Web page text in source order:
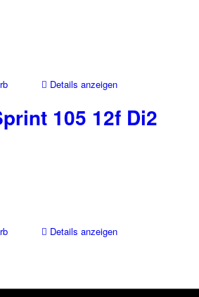
Details anzeigen
105 12f Di2
Details anzeigen